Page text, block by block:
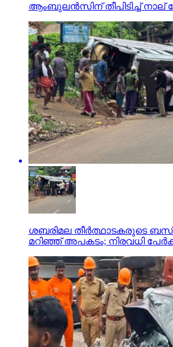
ആംബുലന്‍സിന് തീപിടിച്ച് നാല്
ശബരിമല തീര്‍ത്ഥാടകരുടെ ബസ്
മറിഞ്ഞ് അപകടം; നിരവധി